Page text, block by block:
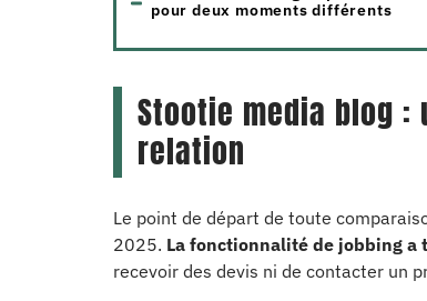
pour deux moments différents
Stootie media blog :
relation
Le point de départ de toute
2025. La fonctionnalité de jobbing a
recevoir des devis ni de contacter un